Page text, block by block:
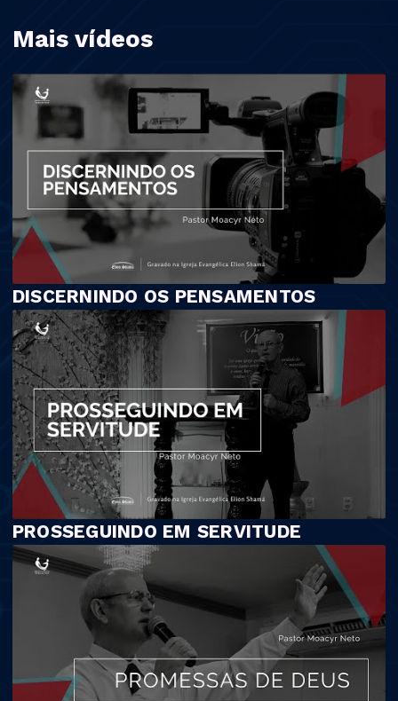
Mais vídeos
DISCERNINDO OS PENSAMENTOS
PROSSEGUINDO EM SERVITUDE